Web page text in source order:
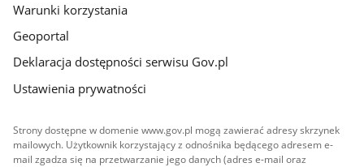
Warunki korzystania
Geoportal
Deklaracja dostępności serwisu Gov.pl
Ustawienia prywatności
Strony dostępne w domenie www.gov.pl mogą zawierać adresy skrzynek
mailowych. Użytkownik korzystający z odnośnika będącego adresem e-
mail zgadza się na przetwarzanie jego danych (adres e-mail oraz